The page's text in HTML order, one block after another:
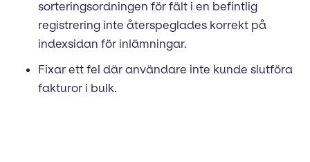
sorteringsordningen för fält i en befintlig
registrering inte återspeglades korrekt på
indexsidan för inlämningar.
Fixar ett fel där användare inte kunde slutföra
fakturor i bulk.